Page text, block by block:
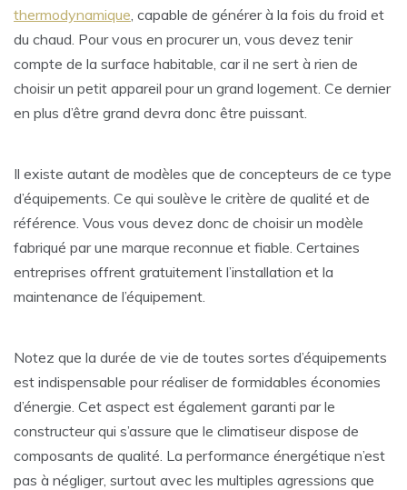
thermodynamique , capable de générer à la fois du froid et
du chaud. Pour vous en procurer un, vous devez tenir
compte de la surface habitable, car il ne sert à rien de
choisir un petit appareil pour un grand logement. Ce dernier
en plus d’être grand devra donc être puissant.
Il existe autant de modèles que de concepteurs de ce type
d’équipements. Ce qui soulève le critère de qualité et de
référence. Vous vous devez donc de choisir un modèle
fabriqué par une marque reconnue et fiable. Certaines
entreprises offrent gratuitement l’installation et la
maintenance de l’équipement.
Notez que la durée de vie de toutes sortes d’équipements
est indispensable pour réaliser de formidables économies
d’énergie. Cet aspect est également garanti par le
constructeur qui s’assure que le climatiseur dispose de
composants de qualité. La performance énergétique n’est
pas à négliger, surtout avec les multiples agressions que